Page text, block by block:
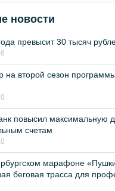
новости
превысит 30 тысяч
на второй сезон
повысил максимальную
счетам
марафоне
беговая трасса для